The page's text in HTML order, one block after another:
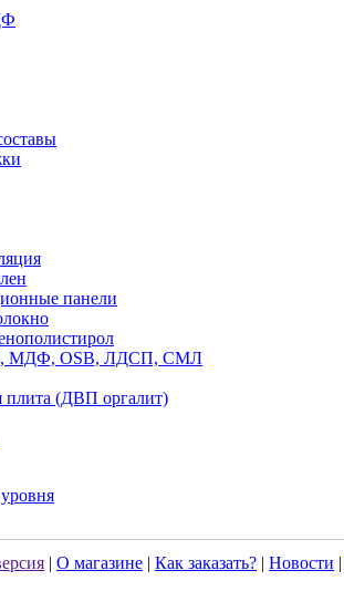
панели
МДФ, OSB, ЛДСП, СМЛ
плита (ДВП оргалит)
| О магазине | Как заказать? | Новости |